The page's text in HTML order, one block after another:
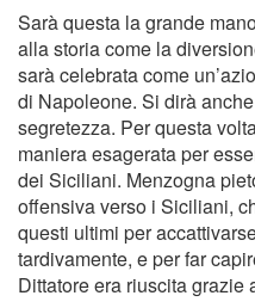
Sarà questa la grande
alla storia come la
sarà celebrata come
di Napoleone. Si dirà
segretezza. Per questa
maniera esagerata per
dei Siciliani. Menzogna
offensiva verso i Siciliani,
questi ultimi per
tardivamente, e per far
Dittatore era riuscita grazie